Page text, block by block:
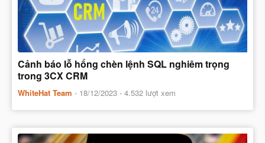
Cảnh báo lỗ hổng chèn lệnh SQL nghiêm trọng
trong 3CX CRM
WhiteHat Team - 18/12/2023 - 4.532 lượt xem